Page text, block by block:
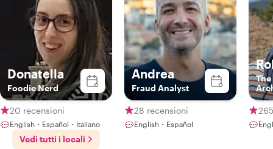
Donatella
Foodie Nerd
20 recensioni
English・Español・Italiano
Andrea
Fraud Analyst
28 recensioni
English・Español
Vedi tutti i locali